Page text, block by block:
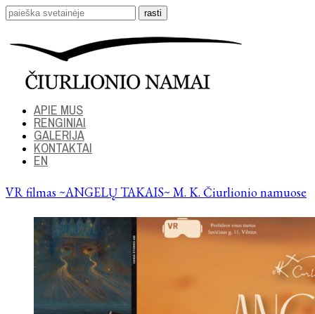
APIE MUS
RENGINIAI
GALERIJA
KONTAKTAI
EN
VR filmas ~ANGELŲ TAKAIS~ M. K. Čiurlionio namuose